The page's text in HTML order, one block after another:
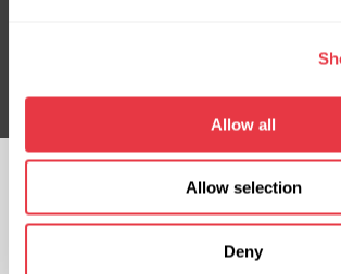
Allow all
Allow selection
Deny
НАМИ